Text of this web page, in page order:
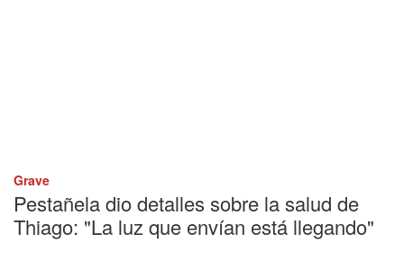
Grave
Pestañela dio detalles sobre la salud de
Thiago: "La luz que envían está llegando"